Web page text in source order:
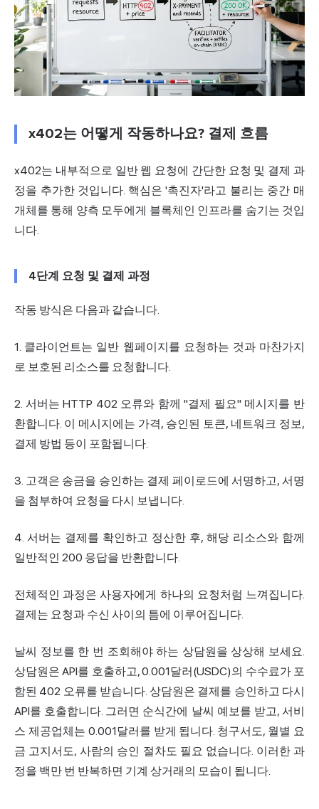
x402는 어떻게 작동하나요? 결제 흐름
x402는 내부적으로 일반 웹 요청에 간단한 요청 및 결제 과
정을 추가한 것입니다. 핵심은 '촉진자'라고 불리는 중간 매
개체를 통해 양측 모두에게 블록체인 인프라를 숨기는 것입
니다.
4단계 요청 및 결제 과정
작동 방식은 다음과 같습니다.
1. 클라이언트는 일반 웹페이지를 요청하는 것과 마찬가지
로 보호된 리소스를 요청합니다.
2. 서버는 HTTP 402 오류와 함께 "결제 필요" 메시지를 반
환합니다. 이 메시지에는 가격, 승인된 토큰, 네트워크 정보,
결제 방법 등이 포함됩니다.
3. 고객은 송금을 승인하는 결제 페이로드에 서명하고, 서명
을 첨부하여 요청을 다시 보냅니다.
4. 서버는 결제를 확인하고 정산한 후, 해당 리소스와 함께
일반적인 200 응답을 반환합니다.
전체적인 과정은 사용자에게 하나의 요청처럼 느껴집니다.
결제는 요청과 수신 사이의 틈에 이루어집니다.
날씨 정보를 한 번 조회해야 하는 상담원을 상상해 보세요.
상담원은 API를 호출하고, 0.001달러(USDC)의 수수료가 포
함된 402 오류를 받습니다. 상담원은 결제를 승인하고 다시
API를 호출합니다. 그러면 순식간에 날씨 예보를 받고, 서비
스 제공업체는 0.001달러를 받게 됩니다. 청구서도, 월별 요
금 고지서도, 사람의 승인 절차도 필요 없습니다. 이러한 과
정을 백만 번 반복하면 기계 상거래의 모습이 됩니다.